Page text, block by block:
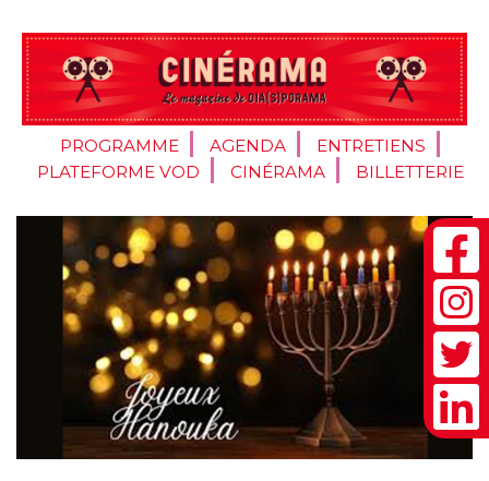
PROGRAMME AGENDA
ENTRETIENS
PLATEFORME VOD
CINÉRAMA BILLETTERIE